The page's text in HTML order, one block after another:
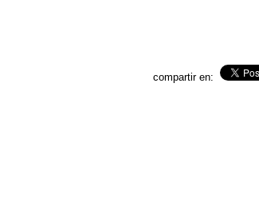
compartir en: